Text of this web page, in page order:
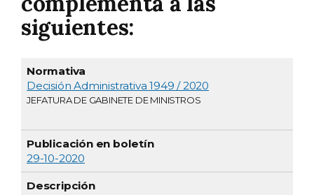
siguientes:
Normativa
en boletín
Descripción
Decisión Administrativa 1949 / 2020
JEFATURA DE GABINETE DE MINISTROS
29-10-2020